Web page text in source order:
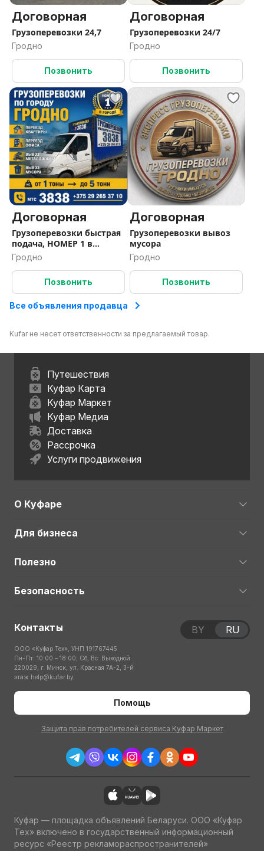
Договорная
Грузоперевозки 24,7
Гродно
Позвонить
Договорная
Грузоперевозки 24/7
Гродно
Позвонить
Договорная
Грузоперевозки быстрая
подача, НОМЕР 1 в
Гродно
Гродно
Позвонить
Договорная
Грузоперевозки вывоз
мусора
Гродно
Позвонить
Все объявления продавца
Kufar не несет ответственности за предлагаемый товар.
Путешествия
Куфар Карта
Куфар Маркет
Куфар Медиа
Доставка
Рассрочка
Услуги продвижения
О Куфаре
Для бизнеса
Полезно
Безопасность
Контакты
ООО «Куфар Тех», УНП 191767445
Пн-Пт: 10:00 – 18:00; Сб, Вс: Выходной
220029, г. Минск, ул. Красная 7А-2, 3-й
этаж help@kufar.by
Помощь
Защита прав потребителей сервиса Куфар Маркет
BY RU
Куфар — площадка объявлений Беларуси. ООО «Куфар
Тех» включено в государственный информационный
ресурс «Реестр рекламораспространителей»